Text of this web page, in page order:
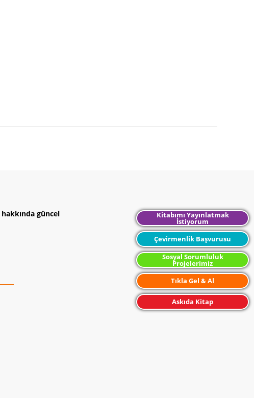
güncel Kitabımı Yayınlatmak
İstiyorum
Çevirmenlik Başvurusu
Sosyal Sorumluluk
Projelerimiz
Tıkla Gel & Al
Askıda Kitap